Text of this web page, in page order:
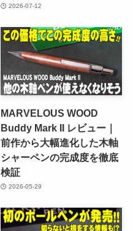
2026-07-12
MARVELOUS WOOD
Buddy Mark II レビュー｜
前作から大幅進化した木軸
シャーペンの完成度を徹底
検証
2026-05-29